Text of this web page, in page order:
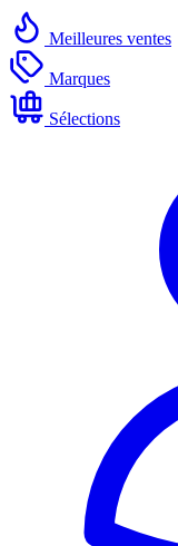
Meilleures ventes
Marques
Sélections